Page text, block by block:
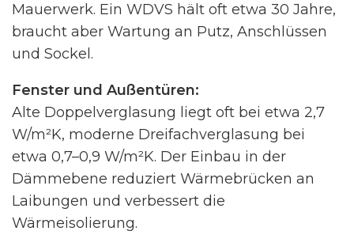
Mauerwerk. Ein WDVS hält oft etwa 30 Jahre,
braucht aber Wartung an Putz, Anschlüssen
und Sockel.
Fenster und Außentüren:
Alte Doppelverglasung liegt oft bei etwa 2,7
W/m²K, moderne Dreifachverglasung bei
etwa 0,7–0,9 W/m²K. Der Einbau in der
Dämmebene reduziert Wärmebrücken an
Laibungen und verbessert die
Wärmeisolierung.